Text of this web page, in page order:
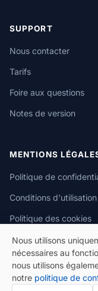
SUPPORT
Nous contacter
Tarifs
Foire aux questions
Notes de version
MENTIONS
Politique de
Conditions d'utilisation
Politique des cookies
© 2026
Nous utilisons
nécessaires au
nous utilisons
notre politique de